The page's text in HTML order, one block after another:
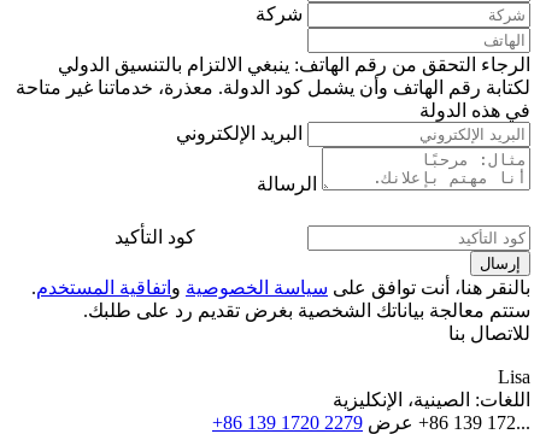
شركة
الرجاء التحقق من رقم الهاتف: ينبغي الالتزام بالتنسيق الدولي
لكتابة رقم الهاتف وأن يشمل كود الدولة. معذرة، خدماتنا غير متاحة
في هذه الدولة
البريد الإلكتروني
الرسالة
كود التأكيد
بالنقر هنا، أنت توافق على سياسة الخصوصية و اتفاقية المستخدم.
ستتم معالجة بياناتك الشخصية بغرض تقديم رد على طلبك.
للاتصال بنا
Lisa
اللغات: الصينية، الإنكليزية
+86 139 172... عرض +86 139 1720 2279